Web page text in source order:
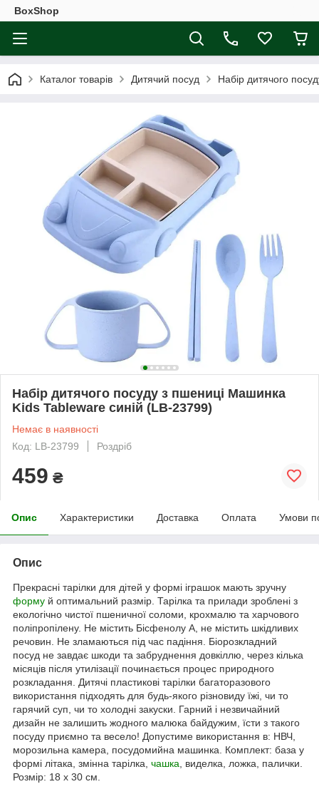
BoxShop
Каталог товарів Дитячий посуд Набір дитячого
Набір дитячого посуду з пшениці Машинка
Kids Tableware синій (LB-23799)
Немає в наявності
Код: LB-23799
Роздріб
459 ₴
Опис Характеристики Доставка Оплата Умови
Опис
Прекрасні тарілки для дітей у формі іграшок мають зручну
форму й оптимальний размір. Тарілка та прилади зроблені з
екологічно чистої пшеничної соломи, крохмалю та харчового
поліпропілену. Не містить Бісфенолу А, не містить шкідливих
речовин. Не зламаються під час падіння. Біорозкладний
посуд не завдає шкоди та забруднення довкіллю, через кілька
місяців після утилізації починається процес природного
розкладання. Дитячі пластикові тарілки багаторазового
використання підходять для будь-якого різновиду їжі, чи то
гарячий суп, чи то холодні закуски. Гарний і незвичайний
дизайн не залишить жодного малюка байдужим, їсти з такого
посуду приємно та весело! Допустиме використання в: НВЧ,
морозильна камера, посудомийна машинка. Комплект: база у
формі літака, змінна тарілка, чашка , виделка, ложка, палички.
Розмір: 18 х 30 см.